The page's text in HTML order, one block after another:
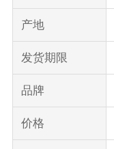
产地
发货期限
品牌
价格